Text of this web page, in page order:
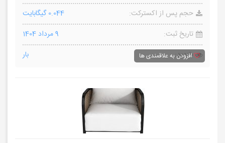
حجم پس از اکسترکت:
0.044 گیگابایت
تاریخ ثبت:
9 مرداد 1404
بازدید:
بار افزودن به علاقمندی ها